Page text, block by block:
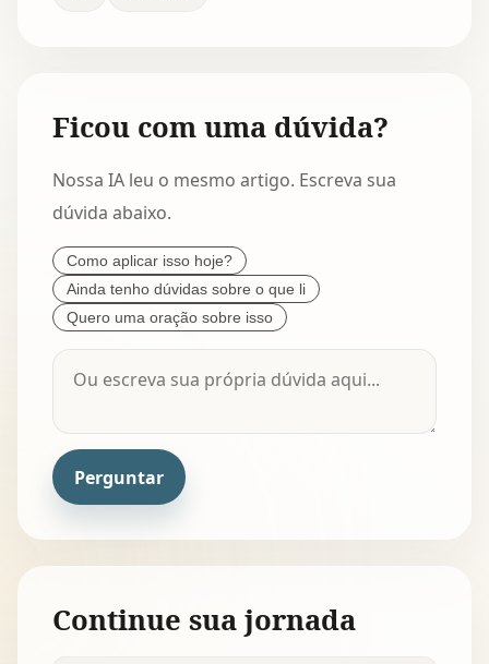
Ficou com uma dúvida?
Nossa IA leu o mesmo artigo. Escreva sua
dúvida abaixo.
Como aplicar isso hoje?
Ainda tenho dúvidas sobre o que li
Quero uma oração sobre isso
Perguntar
Continue sua jornada